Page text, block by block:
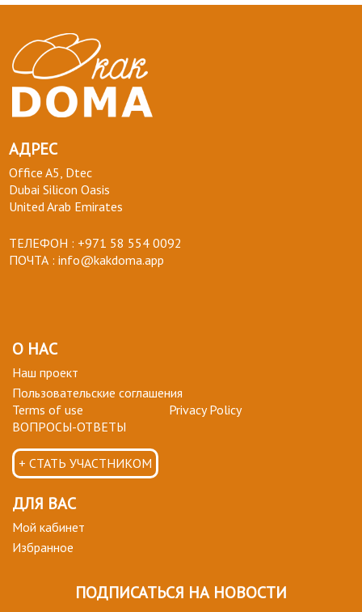
АДРЕС
Office A5, Dtec
Dubai Silicon Oasis
United Arab Emirates
ТЕЛЕФОН : +971 58 554 0092
ПОЧТА : info@kakdoma.app
О НАС
Наш проект
Пользовательские соглашения
Terms of use
Privacy Policy
ВОПРОСЫ-ОТВЕТЫ
+ СТАТЬ УЧАСТНИКОМ
ДЛЯ ВАС
Мой кабинет
Избранное
ПОДПИСАТЬСЯ НА НОВОСТИ